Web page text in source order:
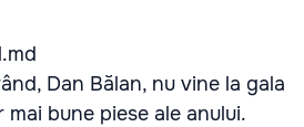
Dan Bălan, nu vine la gala
bune piese ale anului.